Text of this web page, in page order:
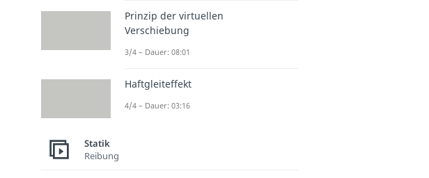
Prinzip der virtuellen
Verschiebung
3/4 – Dauer: 08:01
Haftgleiteffekt
4/4 – Dauer: 03:16
Statik
Reibung